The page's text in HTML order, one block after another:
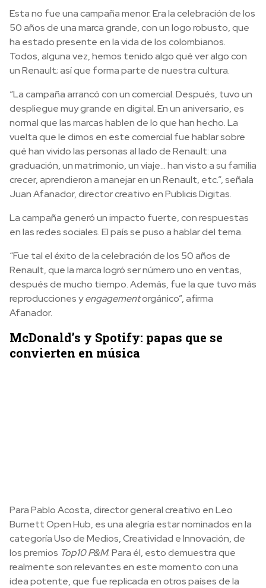
Esta no fue una campaña menor. Era la celebración de los
50 años de una marca grande, con un logo robusto, que
ha estado presente en la vida de los colombianos.
Todos, alguna vez, hemos tenido algo qué ver algo con
un Renault; así que forma parte de nuestra cultura.
“La campaña arrancó con un comercial. Después, tuvo un
despliegue muy grande en digital. En un aniversario, es
normal que las marcas hablen de lo que han hecho. La
vuelta que le dimos en este comercial fue hablar sobre
qué han vivido las personas al lado de Renault: una
graduación, un matrimonio, un viaje… han visto a su familia
crecer, aprendieron a manejar en un Renault, etc.”, señala
Juan Afanador, director creativo en Publicis Digitas.
La campaña generó un impacto fuerte, con respuestas
en las redes sociales. El país se puso a hablar del tema.
“Fue tal el éxito de la celebración de los 50 años de
Renault, que la marca logró ser número uno en ventas,
después de mucho tiempo. Además, fue la que tuvo más
reproducciones yengagementorgánico”, afirma
Afanador.
McDonald’s y Spotify: papas que se
convierten en música
Para Pablo Acosta, director general creativo en Leo
Burnett Open Hub, es una alegría estar nominados en la
categoría Uso de Medios, Creatividad e Innovación, de
los premios Top10 P&M. Para él, esto demuestra que
realmente son relevantes en este momento con una
idea potente, que fue replicada en otros países de la